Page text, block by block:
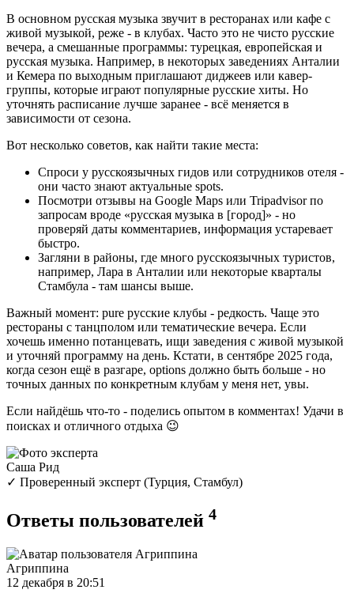
В основном русская музыка звучит в ресторанах или кафе с
живой музыкой, реже - в клубах. Часто это не чисто русские
вечера, а смешанные программы: турецкая, европейская и
русская музыка. Например, в некоторых заведениях Анталии
и Кемера по выходным приглашают диджеев или кавер-
группы, которые играют популярные русские хиты. Но
уточнять расписание лучше заранее - всё меняется в
зависимости от сезона.
Вот несколько советов, как найти такие места:
Спроси у русскоязычных гидов или сотрудников отеля -
они часто знают актуальные spots.
Посмотри отзывы на Google Maps или Tripadvisor по
запросам вроде «русская музыка в [город]» - но
проверяй даты комментариев, информация устаревает
быстро.
Загляни в районы, где много русскоязычных туристов,
например, Лара в Анталии или некоторые кварталы
Стамбула - там шансы выше.
Важный момент: pure русские клубы - редкость. Чаще это
рестораны с танцполом или тематические вечера. Если
хочешь именно потанцевать, ищи заведения с живой музыкой
и уточняй программу на день. Кстати, в сентябре 2025 года,
когда сезон ещё в разгаре, options должно быть больше - но
точных данных по конкретным клубам у меня нет, увы.
Если найдёшь что-то - поделись опытом в комментах! Удачи в
поисках и отличного отдыха 😉
Саша Рид
✓ Проверенный эксперт (Турция, Стамбул)
Ответы пользователей 4
Агриппина
12 декабря в 20:51